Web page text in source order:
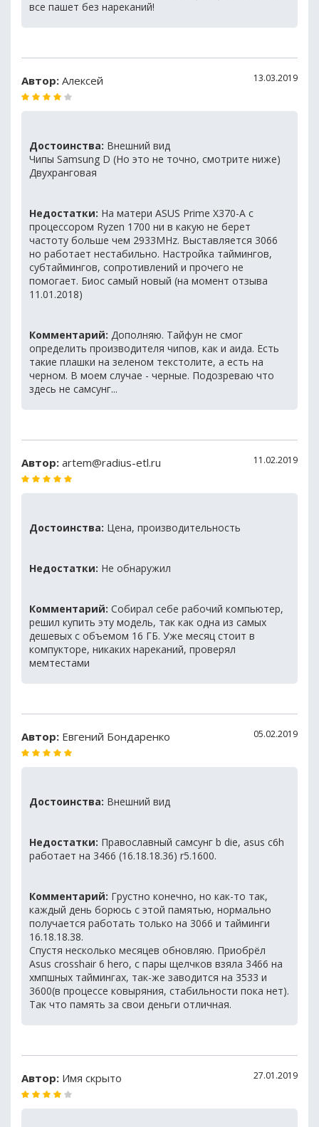
все пашет без нареканий!
Автор: Алексей 13.03.2019
Достоинства: Внешний вид
Чипы Samsung D (Но это не точно, смотрите ниже)
Двухранговая
Недостатки: На матери ASUS Prime X370-A с
процессором Ryzen 1700 ни в какую не берет
частоту больше чем 2933MHz. Выставляется 3066
но работает нестабильно. Настройка таймингов,
субтаймингов, сопротивлений и прочего не
помогает. Биос самый новый (на момент отзыва
11.01.2018)
Комментарий: Дополняю. Тайфун не смог
определить производителя чипов, как и аида. Есть
такие плашки на зеленом текстолите, а есть на
черном. В моем случае - черные. Подозреваю что
здесь не самсунг...
Автор: artem@radius-etl.ru 11.02.2019
Достоинства: Цена, производительность
Недостатки: Не обнаружил
Комментарий: Собирал себе рабочий компьютер,
решил купить эту модель, так как одна из самых
дешевых с объемом 16 ГБ. Уже месяц стоит в
компукторе, никаких нареканий, проверял
мемтестами
Автор: Евгений Бондаренко 05.02.2019
Достоинства: Внешний вид
Недостатки: Православный самсунг b die, asus c6h
работает на 3466 (16.18.18.36) r5.1600.
Комментарий: Грустно конечно, но как-то так,
каждый день борюсь с этой памятью, нормально
получается работать только на 3066 и тайминги
16.18.18.38.
Спустя несколько месяцев обновляю. Приобрёл
Asus crosshair 6 hero, с пары щелчков взяла 3466 на
хмпшных таймингах, так-же заводится на 3533 и
3600(в процессе ковыряния, стабильности пока нет).
Так что память за свои деньги отличная.
Автор: Имя скрыто 27.01.2019